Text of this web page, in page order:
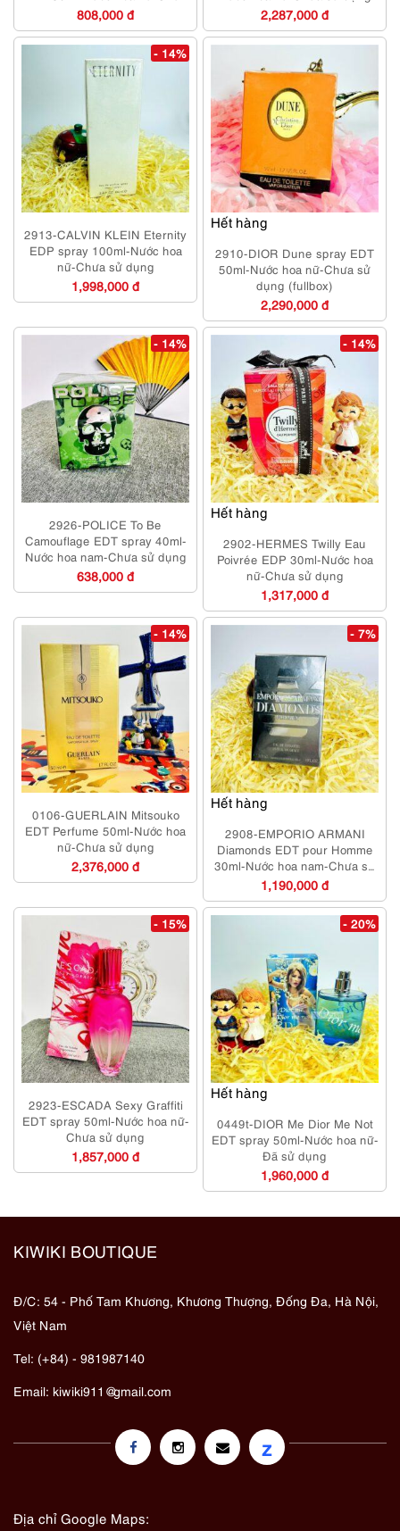
sử dụng
808,000 đ 2,287,000 đ
- 14%
2913-CALVIN KLEIN Eternity
EDP spray 100ml-Nước hoa
nữ-Chưa sử dụng
1,998,000 đ
Hết hàng
2910-DIOR Dune spray EDT
50ml-Nước hoa nữ-Chưa sử
dụng (fullbox)
2,290,000 đ
- 14%
2926-POLICE To Be
Camouflage EDT spray 40ml-
Nước hoa nam-Chưa sử dụng
638,000 đ
Hết hàng
- 14%
2902-HERMES Twilly Eau
Poivrée EDP 30ml-Nước hoa
nữ-Chưa sử dụng
1,317,000 đ
- 14%
0106-GUERLAIN Mitsouko
EDT Perfume 50ml-Nước hoa
nữ-Chưa sử dụng
2,376,000 đ
Hết hàng
- 7%
2908-EMPORIO ARMANI
Diamonds EDT pour Homme
30ml-Nước hoa nam-Chưa sử
dụng
1,190,000 đ
- 15%
2923-ESCADA Sexy Graffiti
EDT spray 50ml-Nước hoa nữ-
Chưa sử dụng
1,857,000 đ
Hết hàng
- 20%
0449t-DIOR Me Dior Me Not
EDT spray 50ml-Nước hoa nữ-
Đã sử dụng
1,960,000 đ
KIWIKI BOUTIQUE
Đ/C: 54 - Phố Tam Khương, Khương Thượng, Đống Đa, Hà Nội,
Việt Nam
Tel: (+84) - 981987140
Email: kiwiki911@gmail.com
z
Địa chỉ Google Maps: